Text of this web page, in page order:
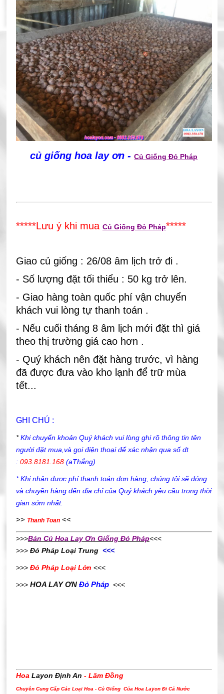
củ giống hoa lay ơn -Củ Giống Đỏ Pháp
*****Lưu ý khi mua Củ Giống Đỏ Pháp*****
Giao củ giống : 26/08 âm lịch trở đi .
- Số lượng đặt tối thiểu : 50 kg trở lên.
- Giao hàng toàn quốc phí vận chuyển
khách vui lòng tự thanh toán .
- Nếu cuối tháng 8 âm lịch mới đặt thì giá
theo thị trường giá cao hơn .
- Quý khách nên đặt hàng trước, vì hàng
đã được đưa vào kho lạnh để trữ mùa
tết...
GHI CHÚ :
*Khi chuyển khoản Quý khách vui lòng ghi rõ thông tin tên
người đặt mua,và gọi điện thoại để xác nhận qua số dt
: 093.8181.168 (aThắng)
* Khi nhận được phí thanh toán đơn hàng, chúng tôi sẽ đóng
và chuyền hàng đến địa chỉ của Quý khách yêu cầu trong thời
gian sớm nhất.
>> Thanh Toan<<
>>>Bán Củ Hoa Lay Ơn Giống Đỏ Pháp<<<
>>> Đỏ Pháp Loại Trung<<<
>>> Đỏ Pháp Loại Lớn <<<
>>> HOA LAY ƠN Đỏ Pháp <<<
Hoa Layon Định An - Lâm Đồng
Chuyên Cung Cấp Các Loại Hoa - Củ Giống Của Hoa Layon Đi Cả Nước